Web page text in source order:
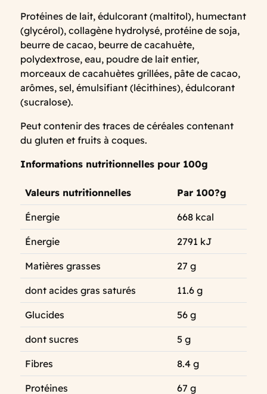
Protéines de lait, édulcorant (maltitol), humectant
(glycérol), collagène hydrolysé, protéine de soja,
beurre de cacao, beurre de cacahuète,
polydextrose, eau, poudre de lait entier,
morceaux de cacahuètes grillées, pâte de cacao,
arômes, sel, émulsifiant (lécithines), édulcorant
(sucralose).
Peut contenir des traces de céréales contenant
du gluten et fruits à coques.
Informations nutritionnelles pour 100g
Valeurs nutritionnelles Par 100?g
Énergie 668 kcal
Énergie 2791 kJ
Matières grasses 27 g
dont acides gras saturés 11.6 g
Glucides 56 g
dont sucres 5 g
Fibres 8.4 g
Protéines 67 g